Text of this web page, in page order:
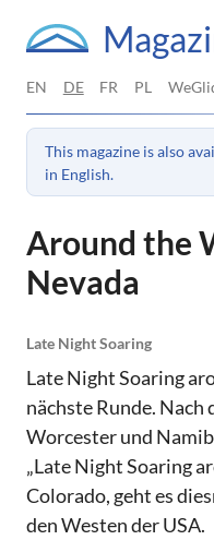
EN DE FR PL
This magazine is also
in English.
Around the
Nevada
Late Night Soaring
Late Night Soaring
nächste Runde. Nach
Worcester und
„Late Night Soaring
Colorado, geht es
den Westen der USA.